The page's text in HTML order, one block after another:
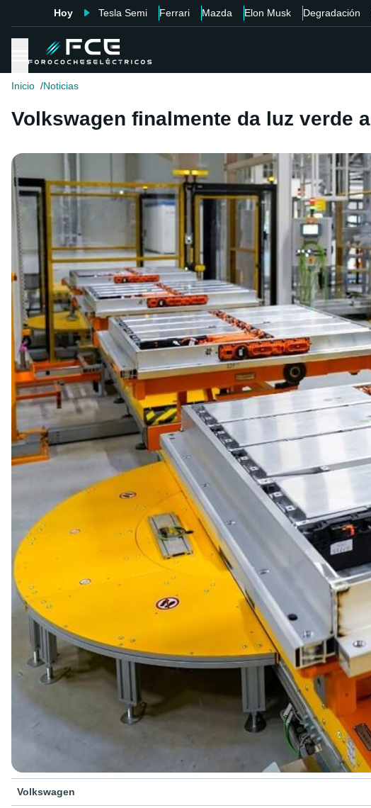
Hoy Tesla Semi Ferrari Mazda Elon Musk Degradación
Inicio Noticias
Volkswagen finalmente da luz verde
Volkswagen